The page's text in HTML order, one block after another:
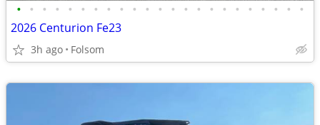
• • • • • • • • • • • • • • • • • • • • • • •
2026 Centurion Fe23
3h ago Folsom